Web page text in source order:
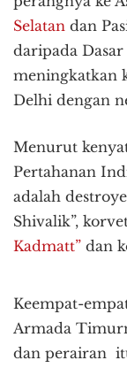
Selatan dan
daripada Dasar
meningkatkan
Delhi dengan
Menurut
Pertahanan
adalah
Shivalik”,
Kadmatt” dan
Keempat-
Armada
dan perairan